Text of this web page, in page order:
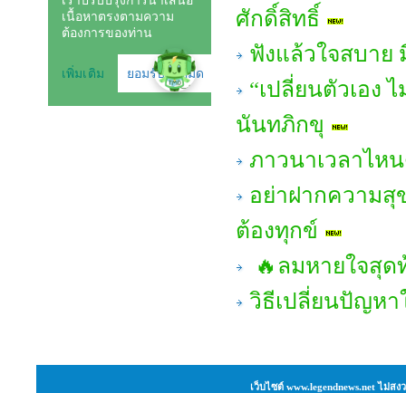
ศักดิ์สิทธิ์
ฟังแล้วใจสบาย
“เปลี่ยนตัวเอง
นันทภิกขุ
ภาวนาเวลาไห
อย่าฝากความสุ
ต้องทุกข์
🔥ลมหายใจสุ
วิธีเปลี่ยนปัญห
เว็บไซต์ www.legendnews.net ไม่